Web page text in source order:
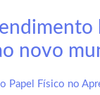
novo